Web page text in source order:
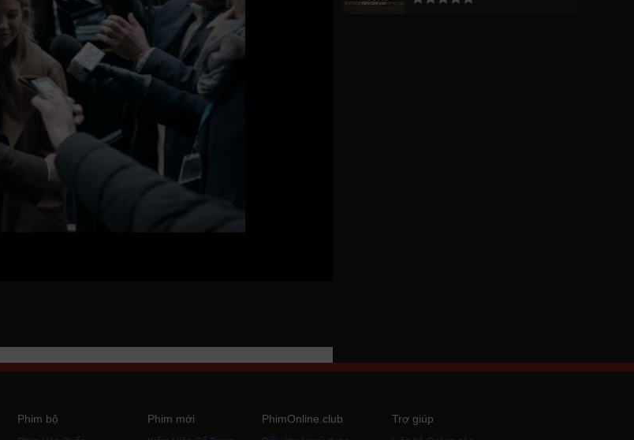
Phim bộ Phim mới PhimOnline.club Trợ giúp